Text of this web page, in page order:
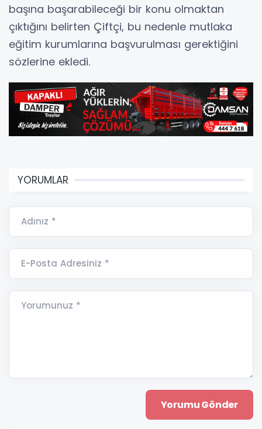
başına başarabileceği bir konu olmaktan
çıktığını belirten Çiftçi, bu nedenle mutlaka
eğitim kurumlarına başvurulması gerektiğini
sözlerine ekledi.
YORUMLAR
Adınız *
E-Posta Adresiniz *
Yorumunuz *